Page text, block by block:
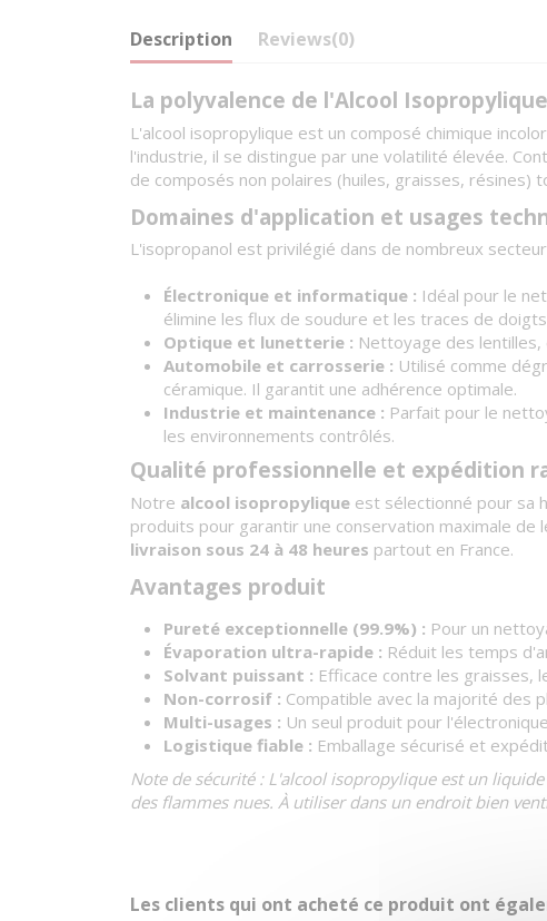
Description Reviews(0)
La polyvalence de l'Alcool
L'alcool isopropylique est un composé chimique
l'industrie, il se distingue par une volatilité élevée.
de composés non polaires (huiles, graisses,
Domaines d'application et usages
L'isopropanol est privilégié dans de nombreux
Électronique et informatique : Idéal pour le
élimine les flux de soudure et les traces de
Optique et lunetterie : Nettoyage des
Automobile et carrosserie : Utilisé comme
céramique. Il garantit une adhérence optimale.
Industrie et maintenance : Parfait pour le
les environnements contrôlés.
Qualité professionnelle et expédition
Notre alcool isopropylique est sélectionné pour sa
produits pour garantir une conservation maximale
livraison sous 24 à 48 heures partout en France.
Avantages produit
Pureté exceptionnelle (99.9%) : Pour un
Évaporation ultra-rapide : Réduit les temps
Solvant puissant : Efficace contre les graisses,
Non-corrosif : Compatible avec la majorité des
Multi-usages : Un seul produit pour
Logistique fiable : Emballage sécurisé et
Note de sécurité : L'alcool isopropylique est un
des flammes nues. À utiliser dans un endroit bien
Les clients qui ont acheté ce produit ont